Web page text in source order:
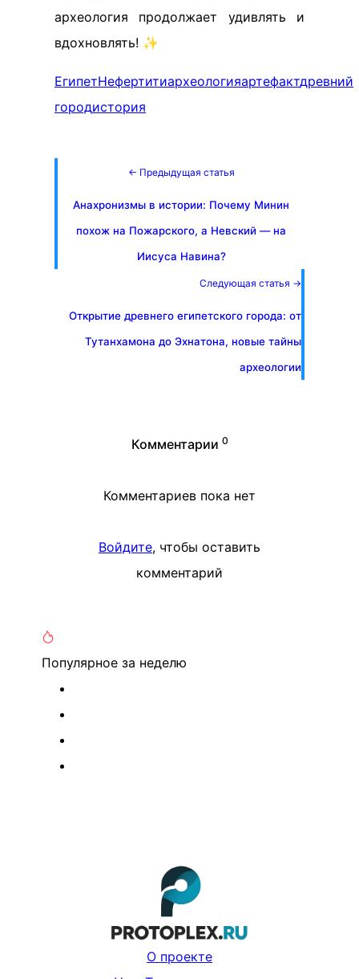
археология продолжает удивлять и
вдохновлять! ✨
ЕгипетНефертитиархеологияартефактдревний
городистория
← Предыдущая статья
Анахронизмы в истории: Почему Минин
похож на Пожарского, а Невский — на
Иисуса Навина?
Следующая статья →
Открытие древнего египетского города: от
Тутанхамона до Эхнатона, новые тайны
археологии
Комментарии 0
Комментариев пока нет
Войдите, чтобы оставить
комментарий
Популярное за неделю
О проекте